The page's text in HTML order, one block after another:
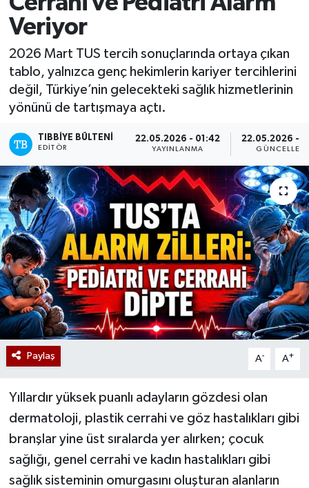
Veriyor
2026 Mart TUS tercih sonuçlarında ortaya çıkan
tablo, yalnızca genç hekimlerin kariyer tercihlerini
değil, Türkiye’nin gelecekteki sağlık hizmetlerinin
yönünü de tartışmaya açtı.
TIBBIYE BÜLTENI
EDITÖR
22.05.2026 - 01:42
YAYINLANMA
22.05.2026 -
Paylaş A- A+
Yıllardır yüksek puanlı adayların gözdesi olan
dermatoloji, plastik cerrahi ve göz hastalıkları gibi
branşlar yine üst sıralarda yer alırken; çocuk
sağlığı, genel cerrahi ve kadın hastalıkları gibi
sağlık sisteminin omurgasını oluşturan alanların
Mevzuat